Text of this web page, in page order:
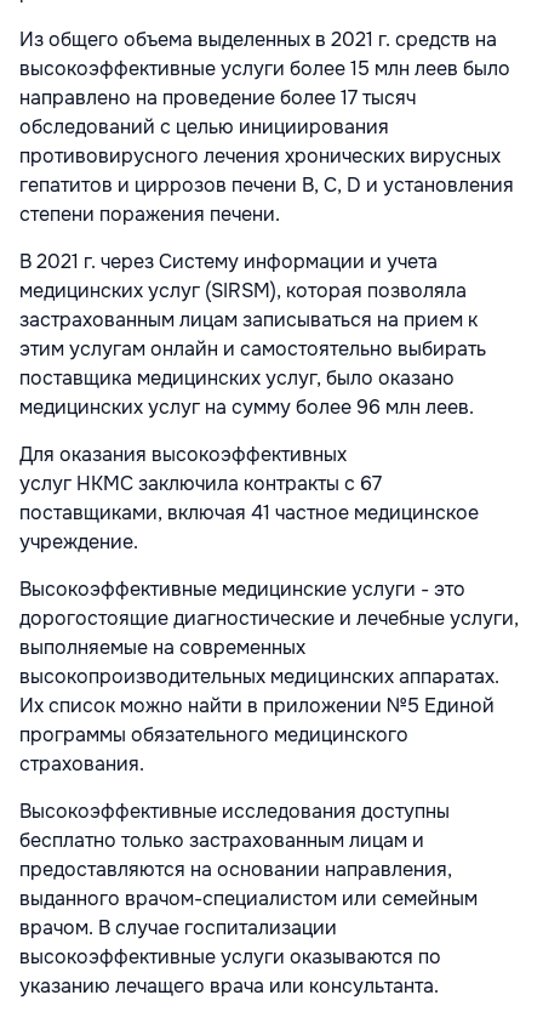
Из общего объема выделенных в 2021 г. средств на
высокоэффективные услуги более 15 млн леев было
направлено на проведение более 17 тысяч
обследований с целью инициирования
противовирусного лечения хронических вирусных
гепатитов и циррозов печени B, C, D и установления
степени поражения печени.
В 2021 г. через Систему информации и учета
медицинских услуг (SIRSM), которая позволяла
застрахованным лицам записываться на прием к
этим услугам онлайн и самостоятельно выбирать
поставщика медицинских услуг, было оказано
медицинских услуг на сумму более 96 млн леев.
Для оказания высокоэффективных
услуг НКМСзаключила контракты с 67
поставщиками, включая 41 частное медицинское
учреждение.
Высокоэффективные медицинские услуги - это
дорогостоящие диагностические и лечебные услуги,
выполняемые на современных
высокопроизводительных медицинских аппаратах.
Их список можно найти в приложении №5 Единой
программы обязательного медицинского
страхования.
Высокоэффективные исследования доступны
бесплатно только застрахованным лицам и
предоставляются на основании направления,
выданного врачом-специалистом или семейным
врачом. В случае госпитализации
высокоэффективные услуги оказываются по
указанию лечащего врача или консультанта.